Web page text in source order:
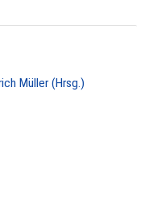
Müller (Hrsg.)